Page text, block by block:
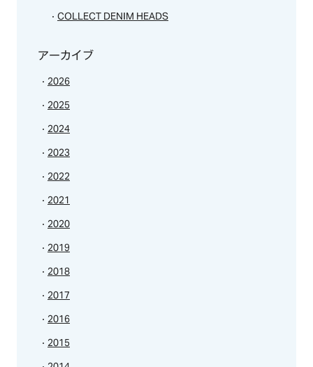
COLLECT DENIM HEADS
アーカイブ
2026
2025
2024
2023
2022
2021
2020
2019
2018
2017
2016
2015